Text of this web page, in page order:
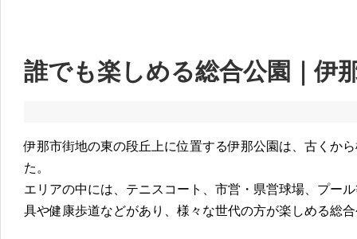
誰でも楽しめる総合公園｜伊
伊那市街地の東の段丘上に位置する伊那公園は、古くか
た。
エリアの中には、テニスコート、市営・県営球場、プー
具や健康歩道などがあり、様々な世代の方が楽しめる総